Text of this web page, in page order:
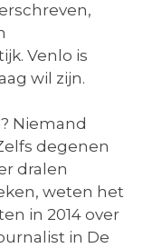
Venlo is
wil zijn.
Niemand
degenen
dralen
weten het
in 2014 over
in De